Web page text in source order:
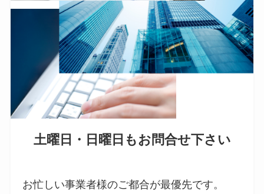
土曜日・日曜日もお問合せ下さい
お忙しい事業者様のご都合が最優先です。